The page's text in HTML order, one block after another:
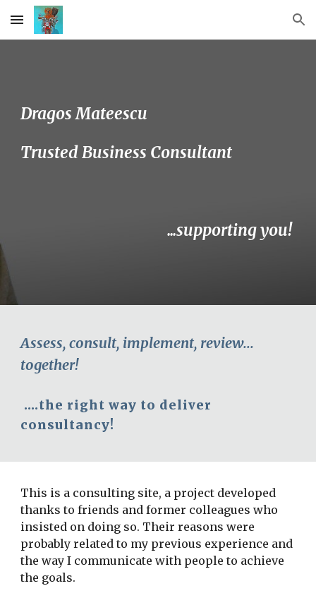
Skip to main content Skip to navigation
Dragos Mateescu
Trusted Business Consultant
...supporting you!
Assess, consult, implement, review...
together!
consultancy!
This is a consulting site, a project developed
thanks to friends and former colleagues who
insisted on doing so. Their reasons were
probably related to my previous experience and
the way I communicate with people to achieve
the goals.